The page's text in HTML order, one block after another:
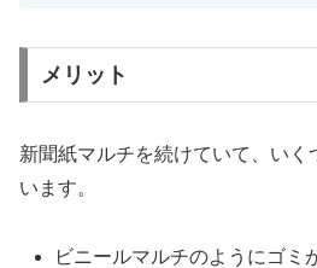
メリット
新聞紙マルチを続けていて、いく
います。
ビニールマルチのようにゴミ